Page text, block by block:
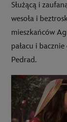
Służącą i
wesoła i
mieszkańców
pałacu i
Pedrad.